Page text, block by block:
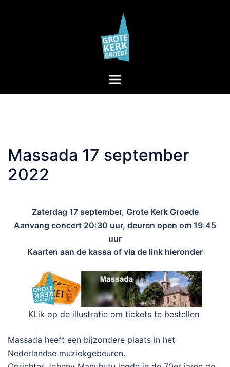
Toggle
Massada 17 september
2022
Zaterdag 17 september, Grote Kerk Groede
Aanvang concert 20:30 uur, deuren open om 19:45
uur
Kaarten aan de kassa of via de link hieronder
KLik op de illustratie om tickets te bestellen
Massada heeft een bijzondere plaats in het
Nederlandse muziekgebeuren.